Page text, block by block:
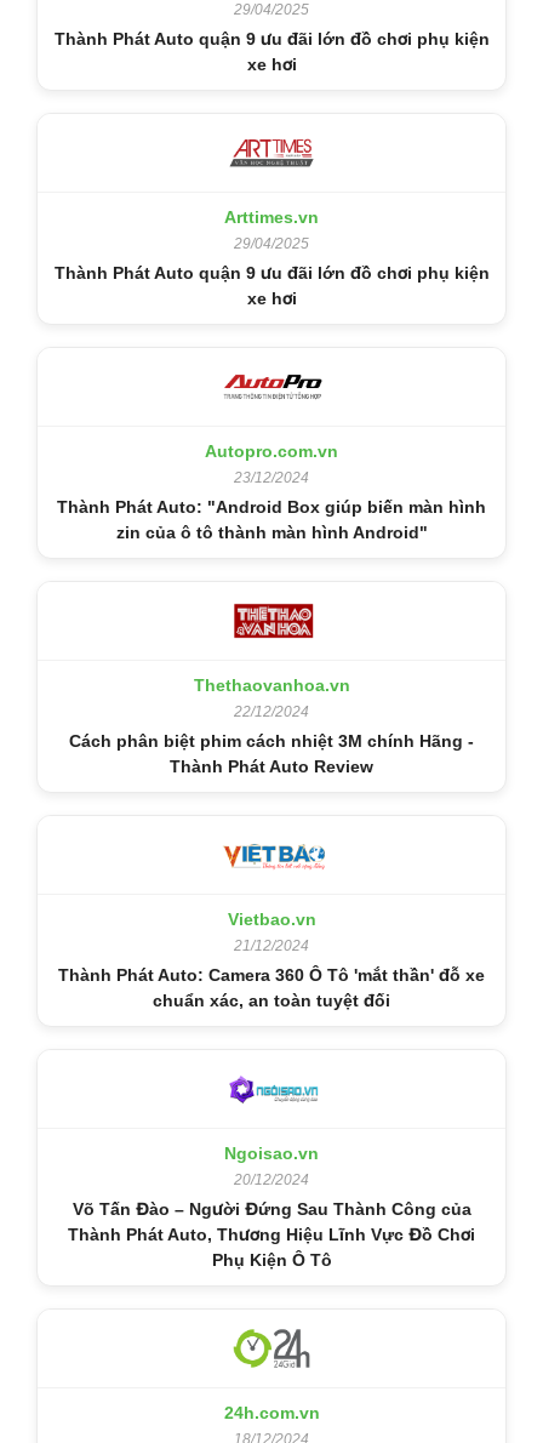
29/04/2025
Thành Phát Auto quận 9 ưu đãi lớn đồ chơi phụ kiện
xe hơi
Arttimes.vn
29/04/2025
Thành Phát Auto quận 9 ưu đãi lớn đồ chơi phụ kiện
xe hơi
Autopro.com.vn
23/12/2024
Thành Phát Auto: "Android Box giúp biến màn hình
zin của ô tô thành màn hình Android"
Thethaovanhoa.vn
22/12/2024
Cách phân biệt phim cách nhiệt 3M chính Hãng -
Thành Phát Auto Review
Vietbao.vn
21/12/2024
Thành Phát Auto: Camera 360 Ô Tô 'mắt thần' đỗ xe
chuẩn xác, an toàn tuyệt đối
Ngoisao.vn
20/12/2024
Võ Tấn Đào – Người Đứng Sau Thành Công của
Thành Phát Auto, Thương Hiệu Lĩnh Vực Đồ Chơi
Phụ Kiện Ô Tô
24h.com.vn